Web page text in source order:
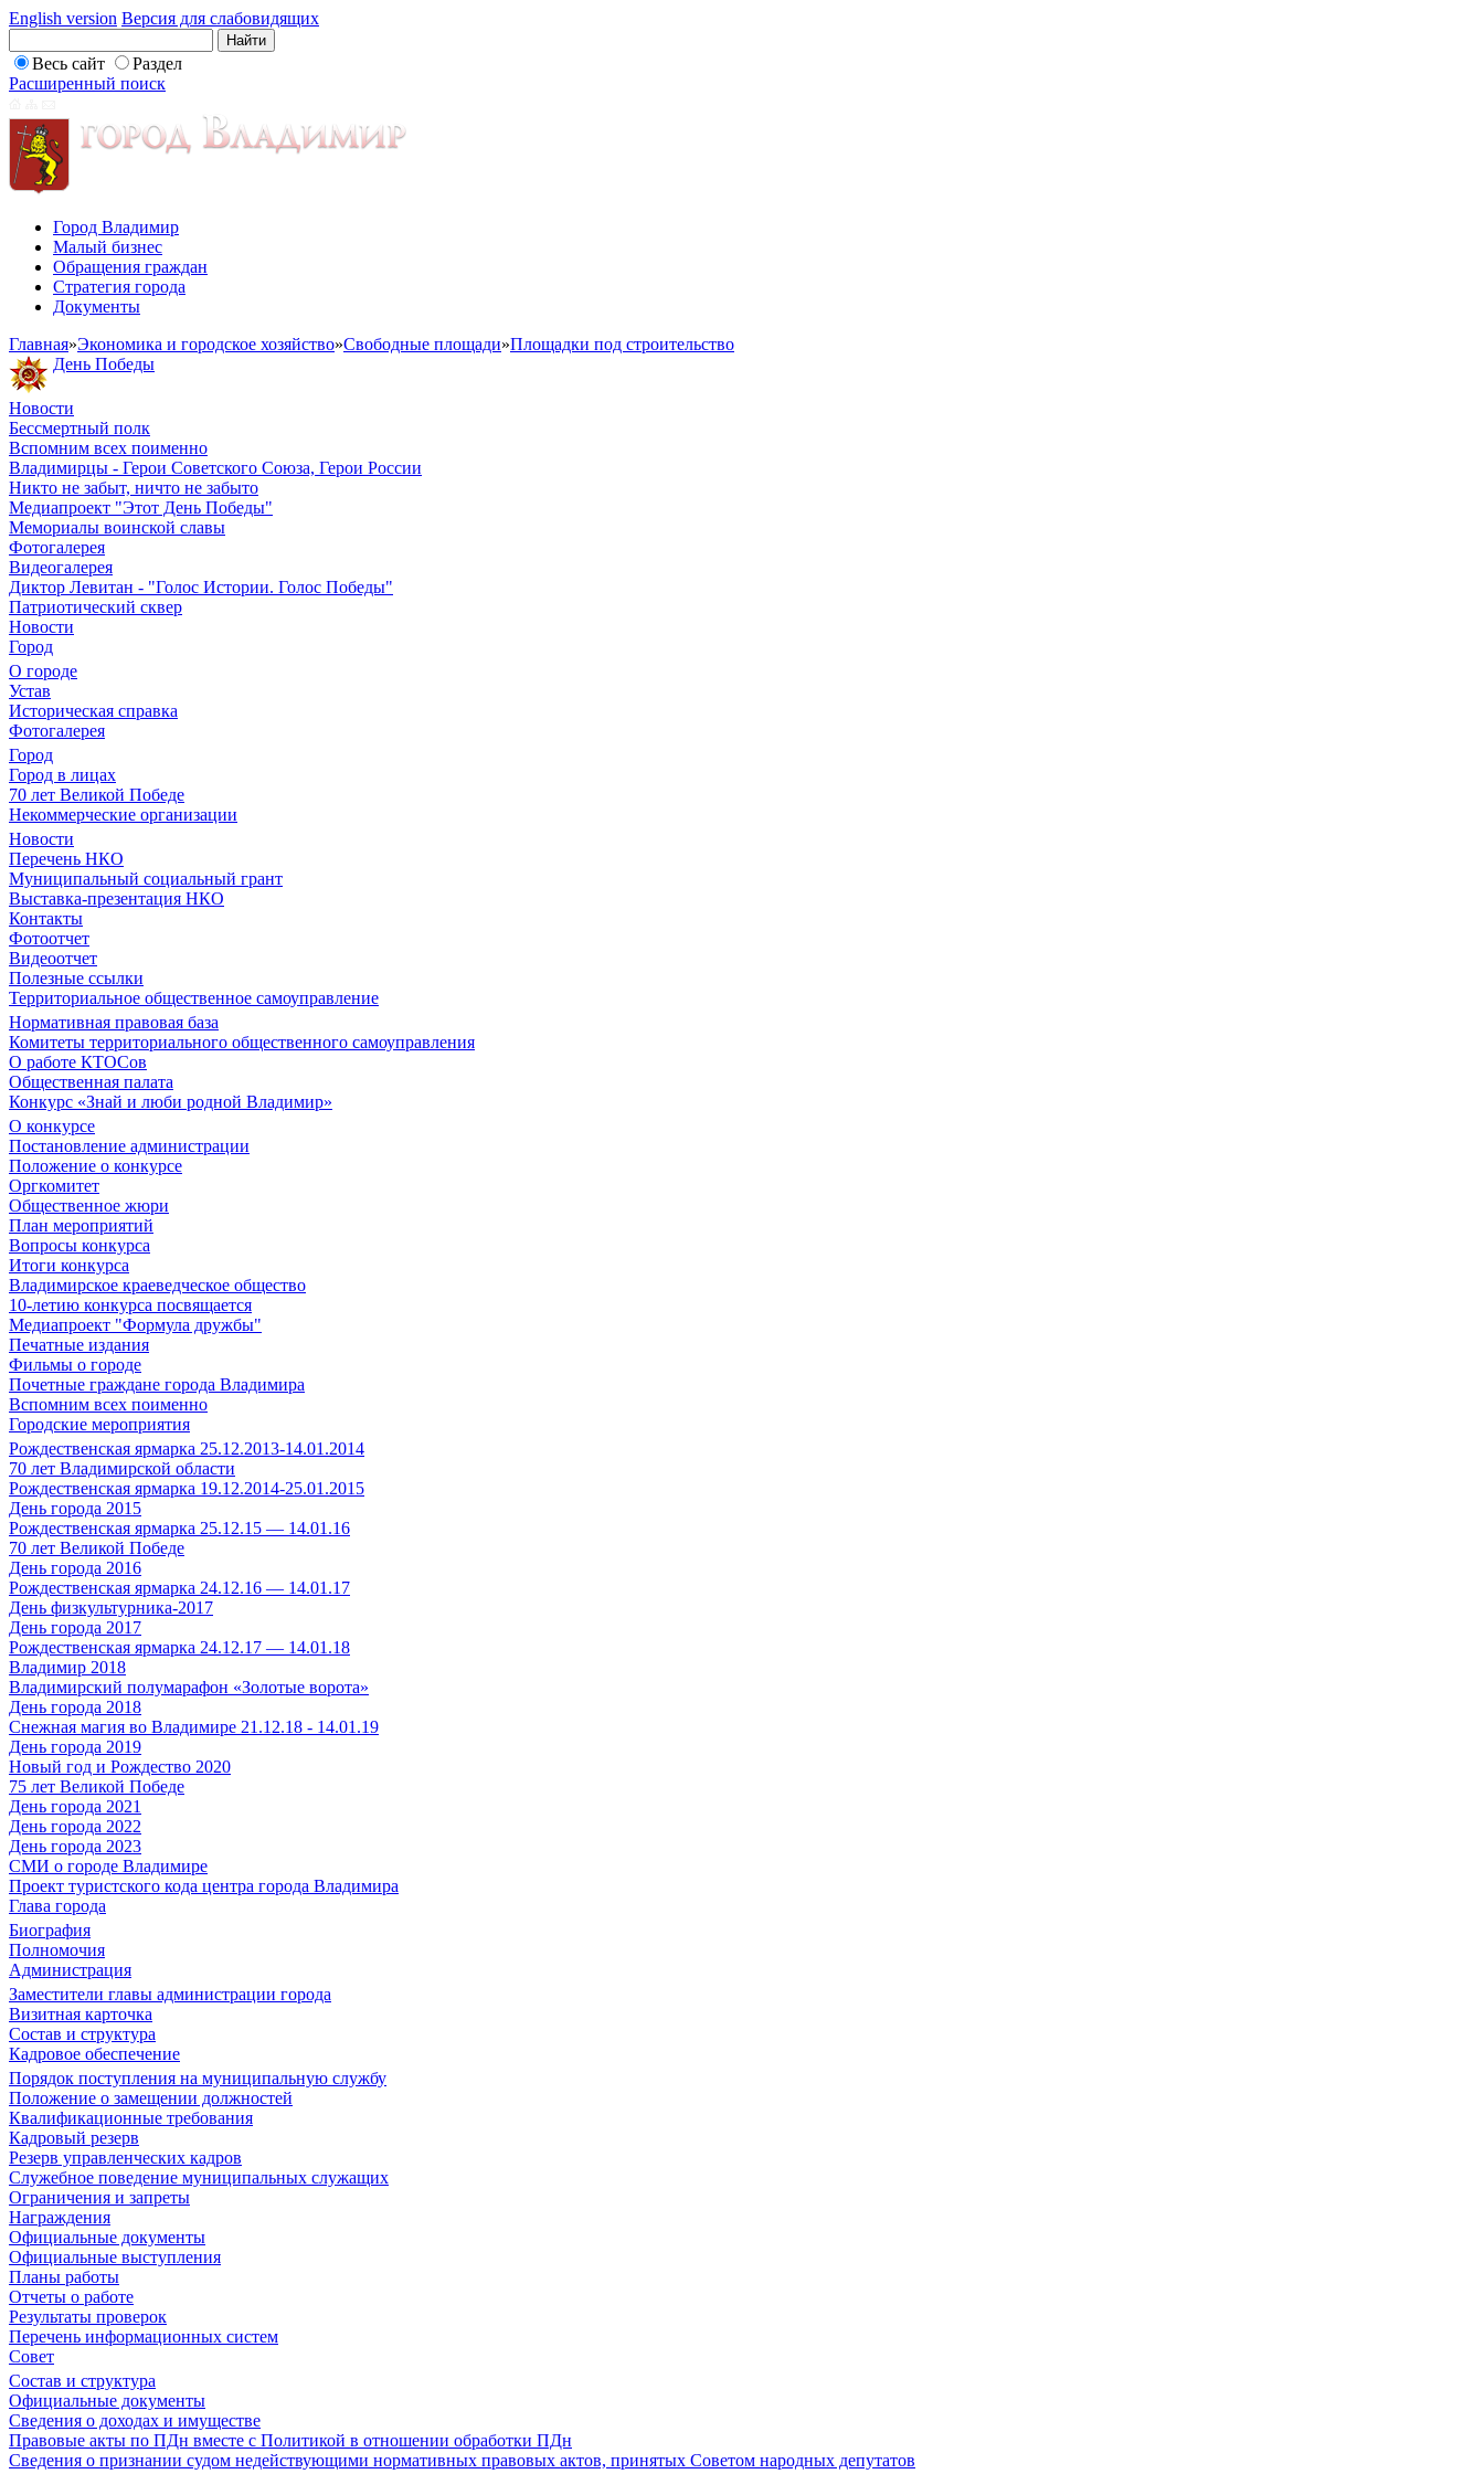
English version Версия для слабовидящих
Весь сайт
Раздел
Расширенный поиск
Город Владимир
Малый бизнес
Обращения граждан
Стратегия города
Документы
Главная»Экономика и городское хозяйство»Свободные площади»Площадки под строительство
День Победы
Новости
Бессмертный полк
Вспомним всех поименно
Владимирцы - Герои Советского Союза, Герои России
Никто не забыт, ничто не забыто
Медиапроект "Этот День Победы"
Мемориалы воинской славы
Фотогалерея
Видеогалерея
Диктор Левитан - "Голос Истории. Голос Победы"
Патриотический сквер
Новости
Город
О городе
Устав
Историческая справка
Фотогалерея
Город
Город в лицах
70 лет Великой Победе
Некоммерческие организации
Новости
Перечень НКО
Муниципальный социальный грант
Выставка-презентация НКО
Контакты
Фотоотчет
Видеоотчет
Полезные ссылки
Территориальное общественное самоуправление
Нормативная правовая база
Комитеты территориального общественного самоуправления
О работе КТОСов
Общественная палата
Конкурс «Знай и люби родной Владимир»
О конкурсе
Постановление администрации
Положение о конкурсе
Оргкомитет
Общественное жюри
План мероприятий
Вопросы конкурса
Итоги конкурса
Владимирское краеведческое общество
10-летию конкурса посвящается
Медиапроект "Формула дружбы"
Печатные издания
Фильмы о городе
Почетные граждане города Владимира
Вспомним всех поименно
Городские мероприятия
Рождественская ярмарка 25.12.2013-14.01.2014
70 лет Владимирской области
Рождественская ярмарка 19.12.2014-25.01.2015
День города 2015
Рождественская ярмарка 25.12.15 — 14.01.16
70 лет Великой Победе
День города 2016
Рождественская ярмарка 24.12.16 — 14.01.17
День физкультурника-2017
День города 2017
Рождественская ярмарка 24.12.17 — 14.01.18
Владимир 2018
Владимирский полумарафон «Золотые ворота»
День города 2018
Снежная магия во Владимире 21.12.18 - 14.01.19
День города 2019
Новый год и Рождество 2020
75 лет Великой Победе
День города 2021
День города 2022
День города 2023
СМИ о городе Владимире
Проект туристского кода центра города Владимира
Глава города
Биография
Полномочия
Администрация
Заместители главы администрации города
Визитная карточка
Состав и структура
Кадровое обеспечение
Порядок поступления на муниципальную службу
Положение о замещении должностей
Квалификационные требования
Кадровый резерв
Резерв управленческих кадров
Служебное поведение муниципальных служащих
Ограничения и запреты
Награждения
Официальные документы
Официальные выступления
Планы работы
Отчеты о работе
Результаты проверок
Перечень информационных систем
Совет
Состав и структура
Официальные документы
Сведения о доходах и имуществе
Правовые акты по ПДн вместе с Политикой в отношении обработки ПДн
Сведения о признании судом недействующими нормативных правовых актов, принятых Советом народных депутатов